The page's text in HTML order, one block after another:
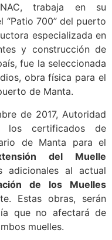
trabaja en su
“Patio 700” del puerto
especializada en
y construcción de
fue la seleccionada
obra física para el
de Manta.
de 2017, Autoridad
los certificados de
de Manta para el
del Muelle
adicionales al actual
de los Muelles
Estas obras, serán
que no afectará de
muelles.